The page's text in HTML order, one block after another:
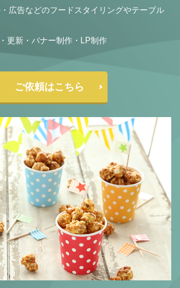
広告などのフードスタイリングやテーブル
更新・バナー制作・LP制作
ご依頼はこちら